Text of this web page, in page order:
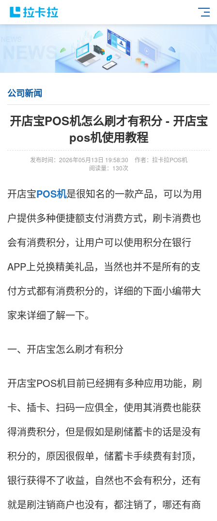
公司新闻
开店宝POS机怎么刷才有积分 - 开店宝
pos机使用教程
发布时间：2026年05月13日 19:58:30
作者：拉卡拉POS机
阅读量：130次
开店宝POS机是很知名的一款产品，可以为用
户提供多种便捷额支付消费方式，刷卡消费也
会有消费积分，让用户可以使用积分在银行
APP上兑换精美礼品，当然也并不是所有的支
付方式都有消费积分的，详细的下面小编带大
家来详细了解一下。
一、开店宝怎么刷才有积分
开店宝POS机目前已经拥有多种应用功能，刷
卡、插卡、扫码一应俱全，使用其消费也能获
得消费积分，但是假如是刷储蓄卡的话是没有
积分的，原因很假单，储蓄卡手续费有封顶，
银行获得不了收益，自然也不会有积分，还有
就是刷注销商户也没有，都注销了，哪还有商